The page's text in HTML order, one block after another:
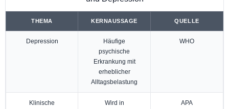
THEMA KERNAUSSAGE QUELLE
Depression
Häufige
psychische
Erkrankung mit
erheblicher
Alltagsbelastung
WHO
Klinische
Wird in
APA